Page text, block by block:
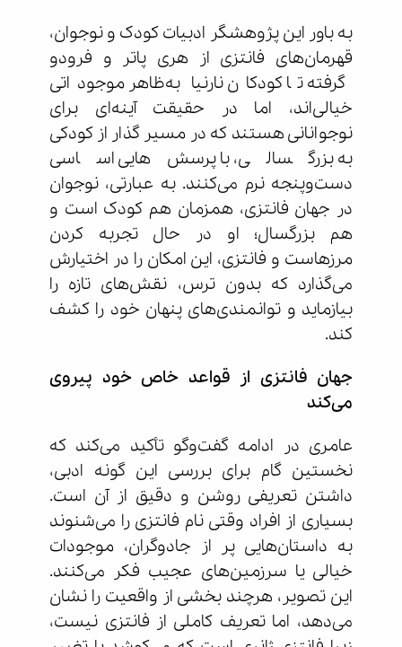
به باور این پژوهشگر ادبیات کودک و نوجوان،
قهرمان‌های فانتزی از هری پاتر و فرودو
گرفته تا کودکان نارنیا به‌ظاهر موجوداتی
خیالی‌اند، اما در حقیقت آینه‌ای برای
نوجوانانی هستند که در مسیر گذار از کودکی
به بزرگسالی، با پرسش‌هایی اساسی
دست‌وپنجه نرم می‌کنند. به عبارتی، نوجوان
در جهان فانتزی، همزمان هم کودک است و
هم بزرگسال؛ او در حال تجربه کردن
مرزهاست و فانتزی، این امکان را در اختیارش
می‌گذارد که بدون ترس، نقش‌های تازه را
بیازماید و توانمندی‌های پنهان خود را کشف
کند.
جهان فانتزی از قواعد خاص خود پیروی
می‌کند
عامری در ادامه گفت‌وگو تأکید می‌کند که
نخستین گام برای بررسی این گونه ادبی،
داشتن تعریفی روشن و دقیق از آن است.
بسیاری از افراد وقتی نام فانتزی را می‌شنوند
به داستان‌هایی پر از جادوگران، موجودات
خیالی یا سرزمین‌های عجیب فکر می‌کنند.
این تصویر، هرچند بخشی از واقعیت را نشان
می‌دهد، اما تعریف کاملی از فانتزی نیست،